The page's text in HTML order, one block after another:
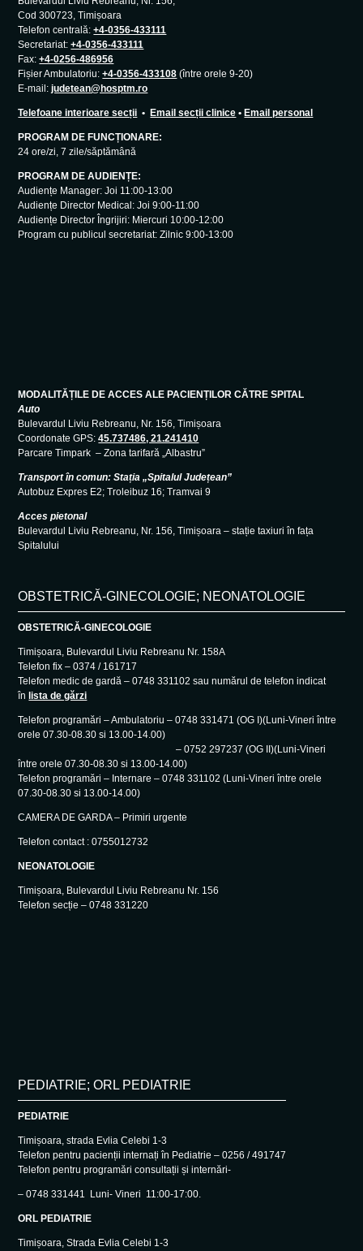
Cod 300723, Timișoara
Telefon centrală:+4-0356-433111
Secretariat:+4-0356-433111
Fax:+4-0256-486956
Fișier Ambulatoriu:+4-0356-433108 (între orele 9-20)
E-mail:judetean@hosptm.ro
Telefoane interioare secții •Email secții clinice •Email personal
PROGRAM DE FUNCȚIONARE:
24 ore/zi, 7 zile/săptămână
PROGRAM DE AUDIENȚE:
Audiențe Manager: Joi 11:00-13:00
Audiențe Director Medical: Joi 9:00-11:00
Audiențe Director Îngrijiri: Miercuri 10:00-12:00
Program cu publicul secretariat: Zilnic 9:00-13:00
MODALITĂȚILE DE ACCES ALE PACIENȚILOR CĂTRE SPITAL
Auto
Bulevardul Liviu Rebreanu, Nr. 156, Timișoara
Coordonate GPS:45.737486, 21.241410
Parcare Timpark – Zona tarifară „Albastru”
Transport în comun: Stația „Spitalul Județean”
Autobuz Expres E2; Troleibuz 16; Tramvai 9
Acces pietonal
Bulevardul Liviu Rebreanu, Nr. 156, Timișoara – stație taxiuri în fața
Spitalului
OBSTETRICĂ-GINECOLOGIE; NEONATOLOGIE
OBSTETRICĂ-GINECOLOGIE
Timișoara, Bulevardul Liviu Rebreanu Nr. 158A
Telefon fix – 0374 / 161717
Telefon medic de gardă – 0748 331102 sau numărul de telefon indicat
în lista de gărzi
Telefon programări – Ambulatoriu – 0748 331471 (OG I)(Luni-Vineri între
orele 07.30-08.30 si 13.00-14.00)
– 0752 297237 (OG II)(Luni-Vineri
între orele 07.30-08.30 si 13.00-14.00)
Telefon programări – Internare – 0748 331102 (Luni-Vineri între orele
07.30-08.30 si 13.00-14.00)
CAMERA DE GARDA – Primiri urgente
Telefon contact : 0755012732
NEONATOLOGIE
Timișoara, Bulevardul Liviu Rebreanu Nr. 156
Telefon secție – 0748 331220
PEDIATRIE; ORL PEDIATRIE
PEDIATRIE
Timișoara, strada Evlia Celebi 1-3
Telefon pentru pacienții internați în Pediatrie – 0256 / 491747
Telefon pentru programări consultații și internări-
– 0748 331441 Luni- Vineri 11:00-17:00.
ORL PEDIATRIE
Timișoara, Strada Evlia Celebi 1-3